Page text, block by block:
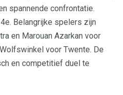
spannende confrontatie.
Belangrijke spelers zijn
en Marouan Azarkan voor
voor Twente. De
en competitief duel te